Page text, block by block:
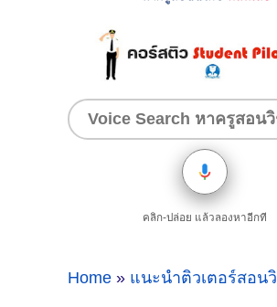
คลิก-ปล่อย แล้วลองหาอีกที
Home » แนะนำติวเตอร์สอนวิทยาศาสตร์และคณิตศาสตร์